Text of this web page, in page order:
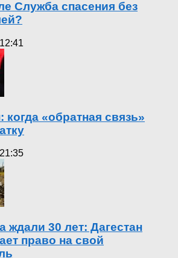
Служба спасения без
когда «обратная связь»
ждали 30 лет: Дагестан
право на свой